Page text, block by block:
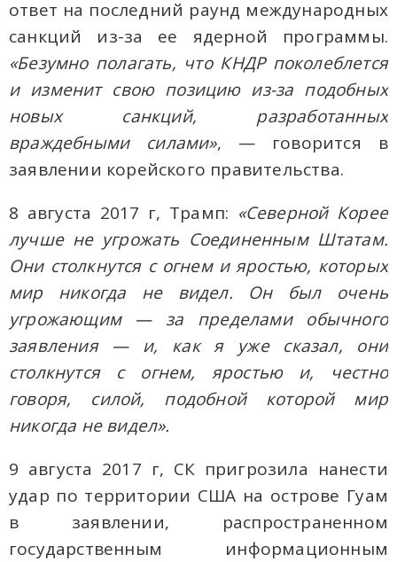
ответ на последний раунд международных
санкций из-за ее ядерной программы.
«Безумно полагать, что КНДР поколеблется
и изменит свою позицию из-за подобных
новых санкций, разработанных
враждебными силами», — говорится в
заявлении корейского правительства.
8 августа 2017 г, Трамп: «Северной Корее
лучше не угрожать Соединенным Штатам.
Они столкнутся с огнем и яростью, которых
мир никогда не видел. Он был очень
угрожающим — за пределами обычного
заявления — и, как я уже сказал, они
столкнутся с огнем, яростью и, честно
говоря, силой, подобной которой мир
никогда не видел».
9 августа 2017 г, СК пригрозила нанести
удар по территории США на острове Гуам
в заявлении, распространенном
государственным информационным